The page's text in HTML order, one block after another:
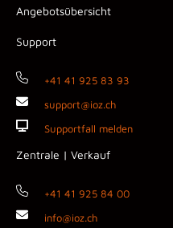
Angebotsübersicht
Support
+41 41 925 83 93
support@ioz.ch
Supportfall melden
Zentrale | Verkauf
+41 41 925 84 00
info@ioz.ch